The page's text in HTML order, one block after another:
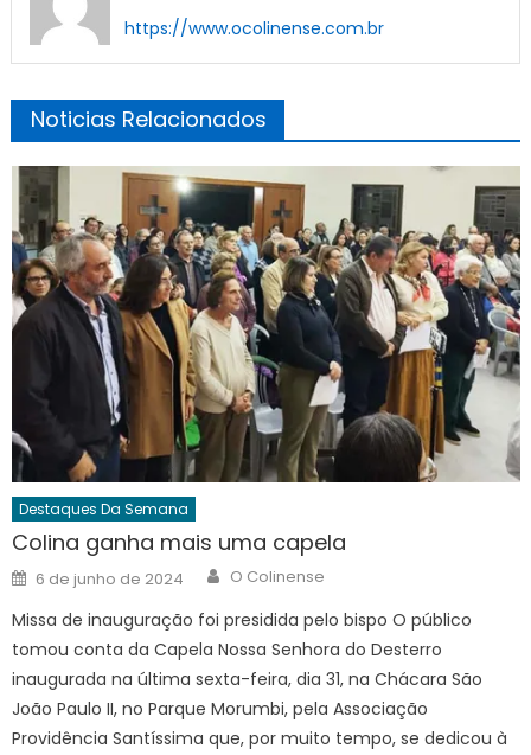
https://www.ocolinense.com.br
Noticias Relacionados
Destaques Da Semana
Colina ganha mais uma capela
Posted
on
6 de junho de 2024 Author
O Colinense
Missa de inauguração foi presidida pelo bispo O público
tomou conta da Capela Nossa Senhora do Desterro
inaugurada na última sexta-feira, dia 31, na Chácara São
João Paulo II, no Parque Morumbi, pela Associação
Providência Santíssima que, por muito tempo, se dedicou à